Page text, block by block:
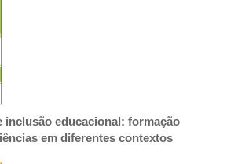
inclusão educacional: formação
em diferentes contextos